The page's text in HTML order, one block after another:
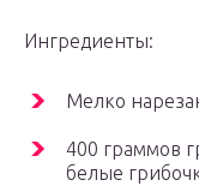
Ингредиенты:
Мелко
400 граммов
белые